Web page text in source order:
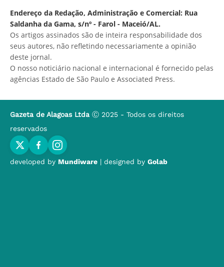
Endereço da Redação, Administração e Comercial: Rua
Saldanha da Gama, s/nº - Farol - Maceió/AL.
Os artigos assinados são de inteira responsabilidade dos
seus autores, não refletindo necessariamente a opinião
deste jornal.
O nosso noticiário nacional e internacional é fornecido pelas
agências Estado de São Paulo e Associated Press.
Gazeta de Alagoas Ltda Ⓒ 2025 - Todos os direitos
reservados
developed by Mundiware | designed by Golab